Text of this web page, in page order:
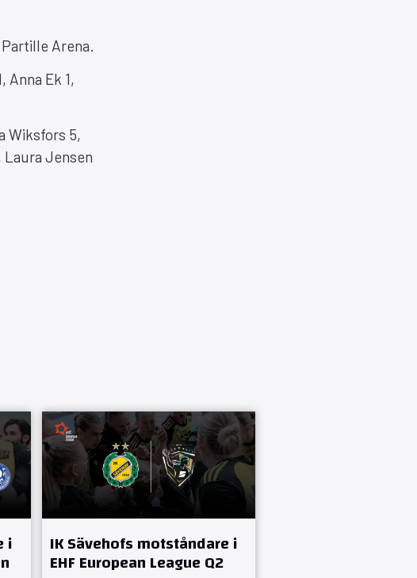
Arena.
Anna Ek 1,
Wiksfors 5,
Laura Jensen
i IK Sävehofs motståndare i
EHF European League Q2